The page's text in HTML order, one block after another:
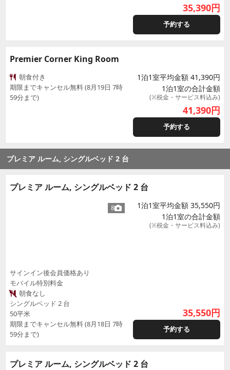
35,390円
予約する
Premier Corner King Room
朝食付き
期限までキャンセル無料 (8月19日 7時
59分まで)
1泊1室平均金額 41,390円
1泊1室の合計金額
(※税金・サービス料込み)
41,390円
予約する
プレミア ルーム, シングルベッド 2 台
プレミア ルーム, シングルベッド 2 台
8
サインイン後会員価格あり
モバイル特別料金
朝食なし
シングルベッド 2 台
50平米
期限までキャンセル無料 (8月18日 7時
59分まで)
1泊1室平均金額 35,550円
1泊1室の合計金額
(※税金・サービス料込み)
35,550円
予約する
プレミア ルーム, シングルベッド 2 台